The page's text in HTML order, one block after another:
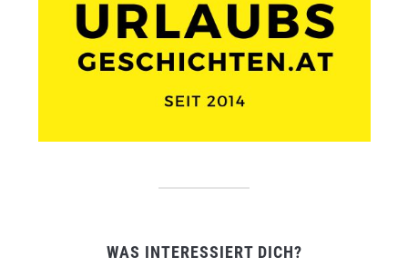
WAS INTERESSIERT DICH?